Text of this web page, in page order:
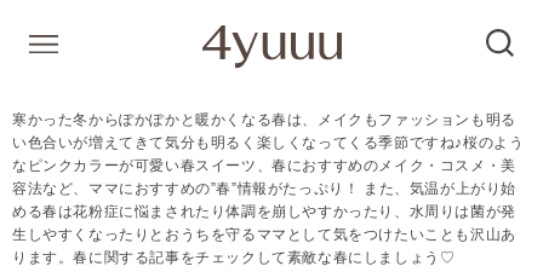
寒かった冬からぽかぽかと暖かくなる春は、メイクもファッションも明る
い色合いが増えてきて気分も明るく楽しくなってくる季節ですね♪桜のよう
なピンクカラーが可愛い春スイーツ、春におすすめのメイク・コスメ・美
容法など、ママにおすすめの”春”情報がたっぷり！ また、気温が上がり始
める春は花粉症に悩まされたり体調を崩しやすかったり、水周りは菌が発
生しやすくなったりとおうちを守るママとして気をつけたいことも沢山あ
ります。春に関する記事をチェックして素敵な春にしましょう♡